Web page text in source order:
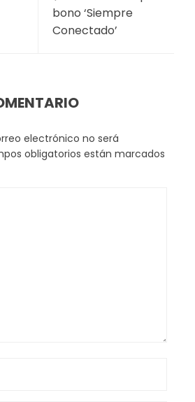
bono ‘Siempre
Conectado’
electrónico no será
obligatorios están marcados